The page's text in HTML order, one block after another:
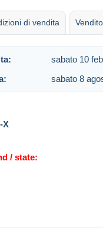
di vendita
sabato 10
sabato 8
X
/ state: